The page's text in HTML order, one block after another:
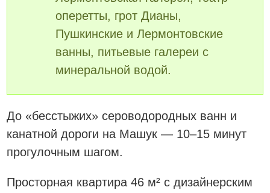
оперетты, грот Дианы,
Пушкинские и Лермонтовские
ванны, питьевые галереи с
минеральной водой.
До «бесстыжих» сероводородных ванн и
канатной дороги на Машук — 10–15 минут
прогулочным шагом.
Просторная квартира 46 м² с дизайнерским